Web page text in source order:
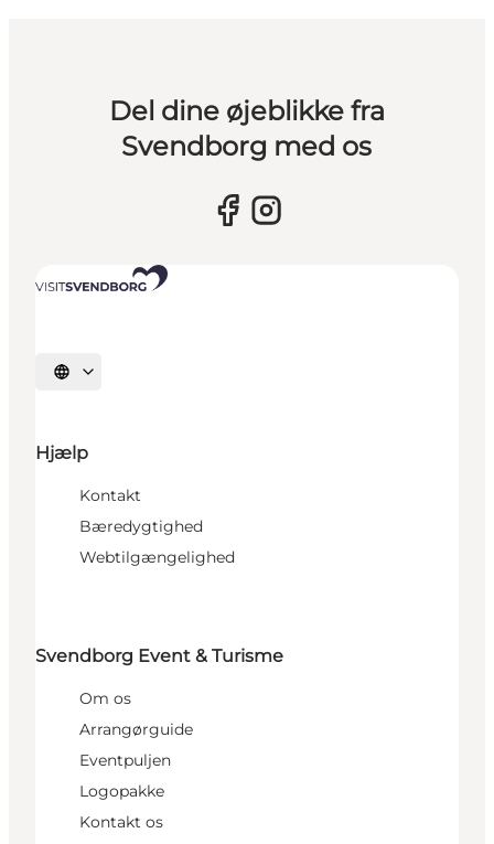
Del dine øjeblikke fra
Svendborg med os
Vælg sprog
Hjælp
Kontakt
Bæredygtighed
Webtilgængelighed
Svendborg Event & Turisme
Om os
Arrangørguide
Eventpuljen
Logopakke
Kontakt os